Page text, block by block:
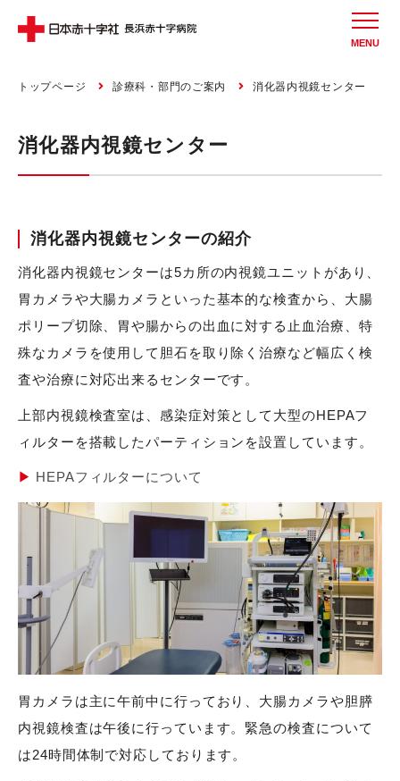
MENU
トップページ 診療科・部門のご案内 消化器内視鏡センター
消化器内視鏡センター
消化器内視鏡センターの紹介
消化器内視鏡センターは5カ所の内視鏡ユニットがあり、
胃カメラや大腸カメラといった基本的な検査から、大腸
ポリープ切除、胃や腸からの出血に対する止血治療、特
殊なカメラを使用して胆石を取り除く治療など幅広く検
査や治療に対応出来るセンターです。
上部内視鏡検査室は、感染症対策として大型のHEPAフ
ィルターを搭載したパーティションを設置しています。
HEPAフィルターについて
胃カメラは主に午前中に行っており、大腸カメラや胆膵
内視鏡検査は午後に行っています。緊急の検査について
は24時間体制で対応しております。